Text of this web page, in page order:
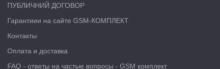
ПУБЛИЧНИЙ ДОГОВОР
Гарантиии на сайте GSM-КОМПЛЕКТ
Контакты
Оплата и доставка
FAQ - ответы на частые вопросы - GSM комплект